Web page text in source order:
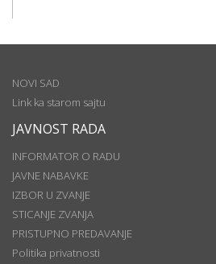
NOVI SAD
Link ka starom sajtu
JAVNOST RADA
INFORMATOR O RADU
JAVNE NABAVKE
IZBOR U ZVANJE
STICANJE ZVANJA
PRISTUPNO PREDAVANJE
Politika privatnosti